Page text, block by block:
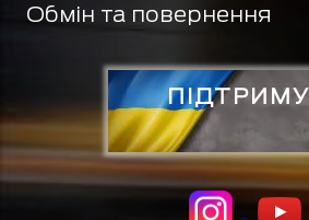
Обмін та повернення